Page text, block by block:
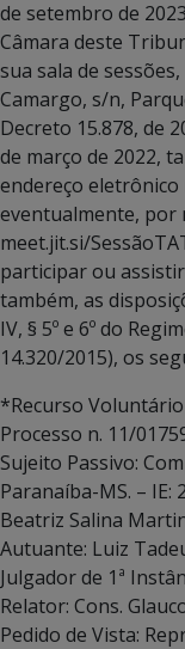
de setembro de
Câmara deste
sua sala de
Camargo, s/n,
Decreto 15.878, de
de março de 2022,
endereço eletrônico
eventualmente, por
meet.jit.si/
participar ou
também, as
IV, § 5º e 6º do
14.320/2015), os
*Recurso
Processo n. 11/
Sujeito Passivo:
Paranaíba-MS. – IE:
Beatriz Salina
Autuante: Luiz
Julgador de 1ª
Relator: Cons.
Pedido de Vista: